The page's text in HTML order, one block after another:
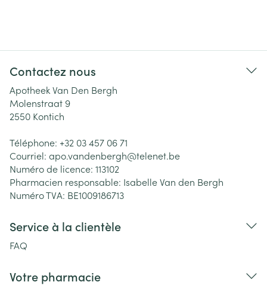
Contactez nous
Apotheek Van Den Bergh
Molenstraat 9
2550 Kontich
Téléphone: +32 03 457 06 71
Courriel: apo.vandenbergh@telenet.be
Numéro de licence: 113102
Pharmacien responsable: Isabelle Van den Bergh
Numéro TVA: BE1009186713
Service à la clientèle
FAQ
Votre pharmacie